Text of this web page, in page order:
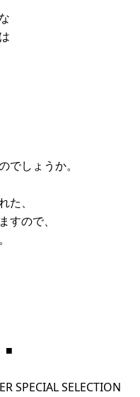
でしょうか。
た、
すので、
SPECIAL SELECTION